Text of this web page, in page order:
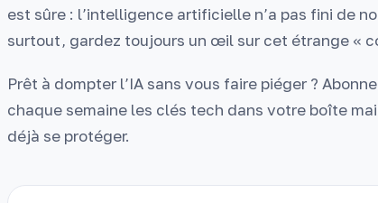
est sûre : l’intelligence artificielle n’a pas fini de
surtout, gardez toujours un œil sur cet étrange «
Prêt à dompter l’IA sans vous faire piéger ?
chaque semaine les clés tech dans votre boîte
déjà se protéger.